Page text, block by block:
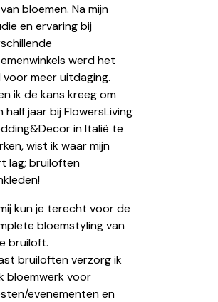
bloemen. Na mijn
en ervaring bij
werd het
voor meer uitdaging.
ik de kans kreeg om
half jaar bij FlowersLiving
in Italië te
wist ik waar mijn
lag; bruiloften
kun je terecht voor de
bloemstyling van
bruiloft.
bruiloften verzorg ik
bloemwerk voor
evenementen en